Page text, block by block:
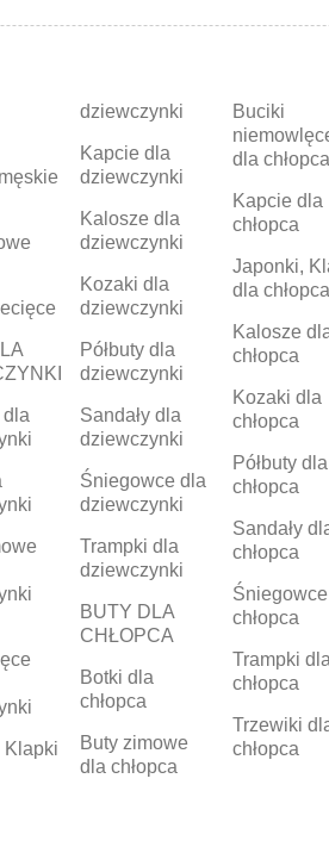
dla
Klapki
dziewczynki
Kapcie dla
dziewczynki
Kalosze dla
dziewczynki
Kozaki dla
dziewczynki
Półbuty dla
dziewczynki
Sandały dla
dziewczynki
Śniegowce dla
dziewczynki
Trampki dla
dziewczynki
BUTY DLA
CHŁOPCA
Botki dla
chłopca
Buty zimowe
dla chłopca
Buciki
dla chłopca
Kapcie dla
chłopca
Japonki,
dla chłopca
Kalosze
chłopca
Kozaki dla
chłopca
Półbuty dla
chłopca
Sandały
chłopca
chłopca
Trampki
chłopca
Trzewiki
chłopca